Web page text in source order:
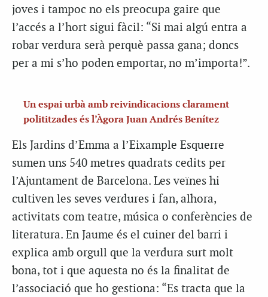
joves i tampoc no els preocupa gaire que
l’accés a l’hort sigui fàcil: “Si mai algú entra a
robar verdura serà perquè passa gana; doncs
per a mi s’ho poden emportar, no m’importa!”.
Un espai urbà amb reivindicacions clarament
polititzades és l’Àgora Juan Andrés Benítez
Els Jardins d’Emma a l’Eixample Esquerre
sumen uns 540 metres quadrats cedits per
l’Ajuntament de Barcelona. Les veïnes hi
cultiven les seves verdures i fan, alhora,
activitats com teatre, música o conferències de
literatura. En Jaume és el cuiner del barri i
explica amb orgull que la verdura surt molt
bona, tot i que aquesta no és la finalitat de
l’associació que ho gestiona: “Es tracta que la